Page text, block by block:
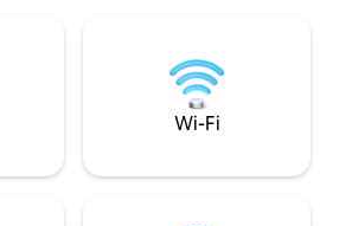
ar zirgiem un
ir ļoti droša.
atradīsiet
neaizmirstamu
Wi-Fi